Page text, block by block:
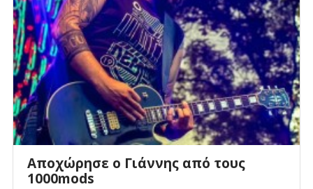
Αποχώρησε ο Γιάννης από τους
1000mods